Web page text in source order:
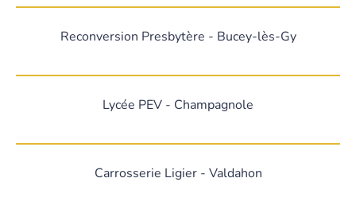
Reconversion Presbytère - Bucey-lès-Gy
Lycée PEV - Champagnole
Carrosserie Ligier - Valdahon